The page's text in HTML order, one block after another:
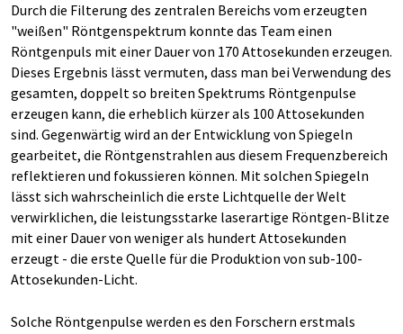
Durch die Filterung des zentralen Bereichs vom erzeugten
"weißen" Röntgenspektrum konnte das Team einen
Röntgenpuls mit einer Dauer von 170 Attosekunden erzeugen.
Dieses Ergebnis lässt vermuten, dass man bei Verwendung des
gesamten, doppelt so breiten Spektrums Röntgenpulse
erzeugen kann, die erheblich kürzer als 100 Attosekunden
sind. Gegenwärtig wird an der Entwicklung von Spiegeln
gearbeitet, die Röntgenstrahlen aus diesem Frequenzbereich
reflektieren und fokussieren können. Mit solchen Spiegeln
lässt sich wahrscheinlich die erste Lichtquelle der Welt
verwirklichen, die leistungsstarke laserartige Röntgen-Blitze
mit einer Dauer von weniger als hundert Attosekunden
erzeugt - die erste Quelle für die Produktion von sub-100-
Attosekunden-Licht.
Solche Röntgenpulse werden es den Forschern erstmals